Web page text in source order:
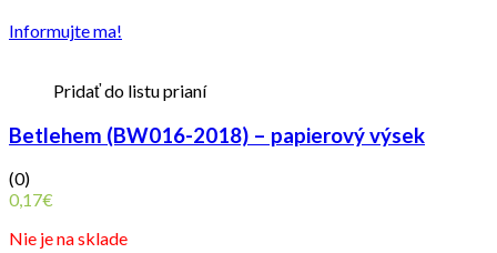
Informujte ma!
Pridať do listu prianí
Betlehem (BW016-2018) – papierový výsek
(0)
0,17€
Nie je na sklade